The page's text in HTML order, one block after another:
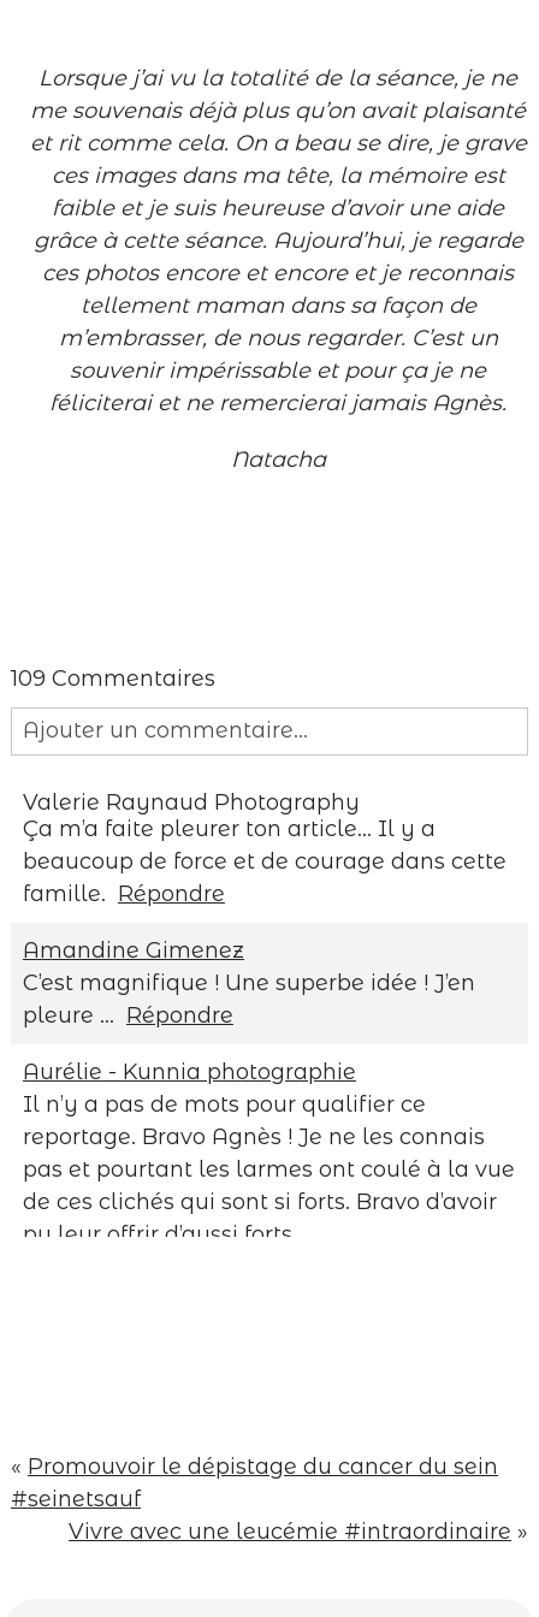
Lorsque j’ai vu la totalité de la séance, je ne
me souvenais déjà plus qu’on avait plaisanté
et rit comme cela. On a beau se dire, je grave
ces images dans ma tête, la mémoire est
faible et je suis heureuse d’avoir une aide
grâce à cette séance. Aujourd’hui, je regarde
ces photos encore et encore et je reconnais
tellement maman dans sa façon de
m’embrasser, de nous regarder. C’est un
souvenir impérissable et pour ça je ne
féliciterai et ne remercierai jamais Agnès.
Natacha
109 Commentaires
Ajouter un commentaire...
Your email isnever published or shared.
Required fields are marked *
Save my name, email, and website in this
browser for the next time I comment.
Post Comment
Valerie Raynaud Photography
Ça m’a faite pleurer ton article… Il y a
beaucoup de force et de courage dans cette
famille. Répondre
Amandine Gimenez
C’est magnifique ! Une superbe idée ! J’en
pleure … Répondre
Aurélie - Kunnia photographie
Il n’y a pas de mots pour qualifier ce
reportage. Bravo Agnès ! Je ne les connais
pas et pourtant les larmes ont coulé à la vue
de ces clichés qui sont si forts. Bravo d’avoir
pu leur offrir d’aussi forts
Fiou.
La claque.
Magnifique reportage Agnès…
« Promouvoir le dépistage du cancer du sein
#seinetsauf
Vivre avec une leucémie #intraordinaire »